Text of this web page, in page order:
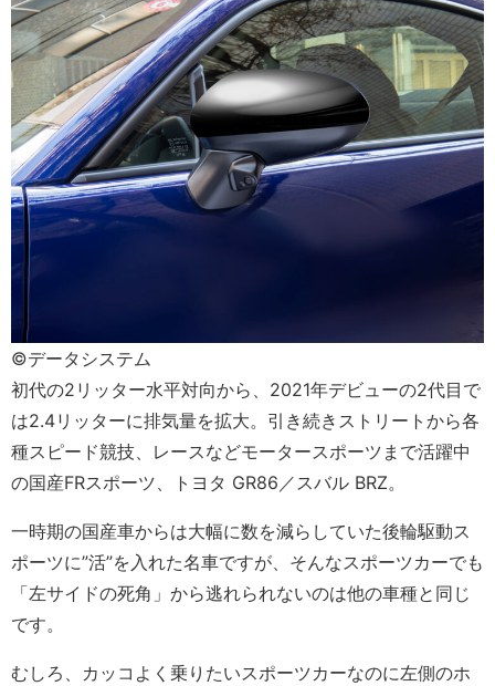
©データシステム
初代の2リッター水平対向から、2021年デビューの2代目で
は2.4リッターに排気量を拡大。引き続きストリートから各
種スピード競技、レースなどモータースポーツまで活躍中
の国産FRスポーツ、トヨタ GR86／スバル BRZ。
一時期の国産車からは大幅に数を減らしていた後輪駆動ス
ポーツに”活”を入れた名車ですが、そんなスポーツカーでも
「左サイドの死角」から逃れられないのは他の車種と同じ
です。
むしろ、カッコよく乗りたいスポーツカーなのに左側のホ